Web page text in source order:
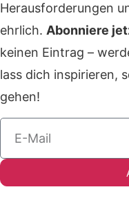
Herausforderungen
ehrlich. Abonniere
keinen Eintrag –
lass dich inspirieren,
gehen!